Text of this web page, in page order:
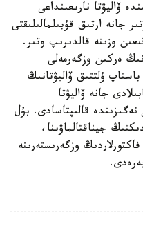
ۆاليۋتا نارىعىنداعى
جانە ارتىق قۇبىلمالىلىقتى
وزىنە قالدىرىپ وتىر.
ۆاليۋتانىڭ ەركىن وزگەرمەلى
ۇلتتىق ۆاليۋتانىڭ
جانە ۆاليۋتا
قالىپتاسادى. بۇل
جيناقتالماۋىنا،
وزگەرىستەرىنە